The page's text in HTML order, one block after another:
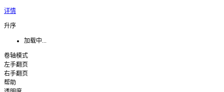
详情
升序
加载中...
卷轴模式
左手翻页
右手翻页
帮助